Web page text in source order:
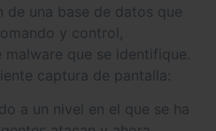
de una base de datos que
y control,
que se identifique.
captura de pantalla:
a un nivel en el que se ha